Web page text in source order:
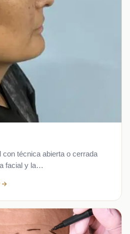
técnica abierta o cerrada
facial y la…